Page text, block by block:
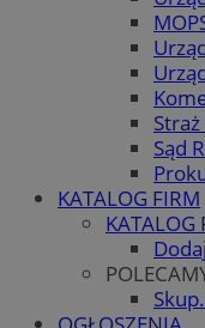
Sąd
KATALOG FIRM
KATALOG